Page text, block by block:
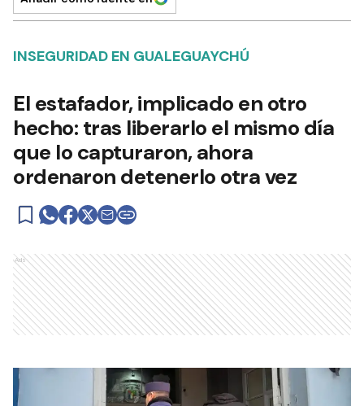
INSEGURIDAD EN GUALEGUAYCHÚ
El estafador, implicado en otro
hecho: tras liberarlo el mismo día
que lo capturaron, ahora
ordenaron detenerlo otra vez
Ads